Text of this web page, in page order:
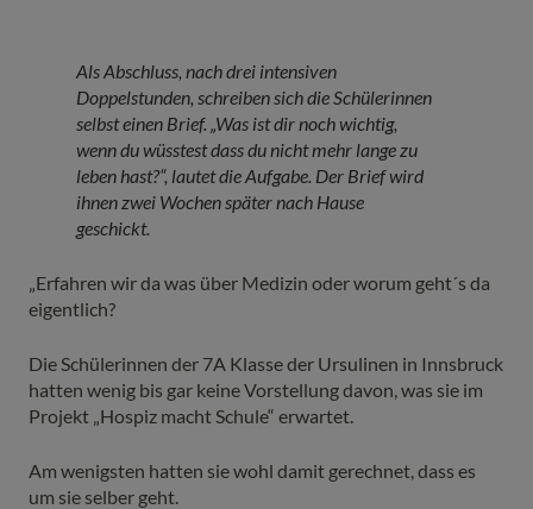
Als Abschluss, nach drei intensiven
Doppelstunden, schreiben sich die Schülerinnen
selbst einen Brief. „Was ist dir noch wichtig,
wenn du wüsstest dass du nicht mehr lange zu
leben hast?“, lautet die Aufgabe. Der Brief wird
ihnen zwei Wochen später nach Hause
geschickt.
„Erfahren wir da was über Medizin oder worum geht´s da
eigentlich?
Die Schülerinnen der 7A Klasse der Ursulinen in Innsbruck
hatten wenig bis gar keine Vorstellung davon, was sie im
Projekt „Hospiz macht Schule“ erwartet.
Am wenigsten hatten sie wohl damit gerechnet, dass es
um sie selber geht.